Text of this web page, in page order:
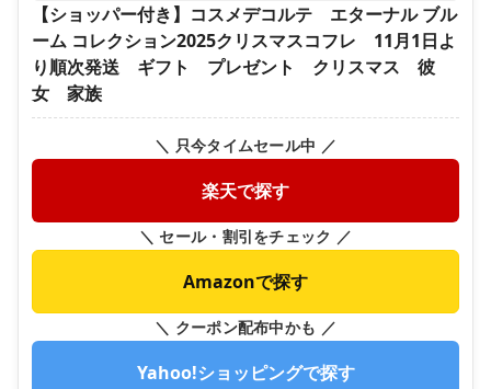
【ショッパー付き】コスメデコルテ エターナル ブル
ーム コレクション2025クリスマスコフレ 11月1日よ
り順次発送 ギフト プレゼント クリスマス 彼
女 家族
＼ 只今タイムセール中 ／
楽天で探す
＼ セール・割引をチェック ／
Amazonで探す
＼ クーポン配布中かも ／
Yahoo!ショッピングで探す